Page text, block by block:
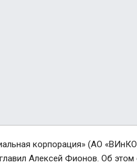
корпорация» (АО
Алексей Фионов. Об